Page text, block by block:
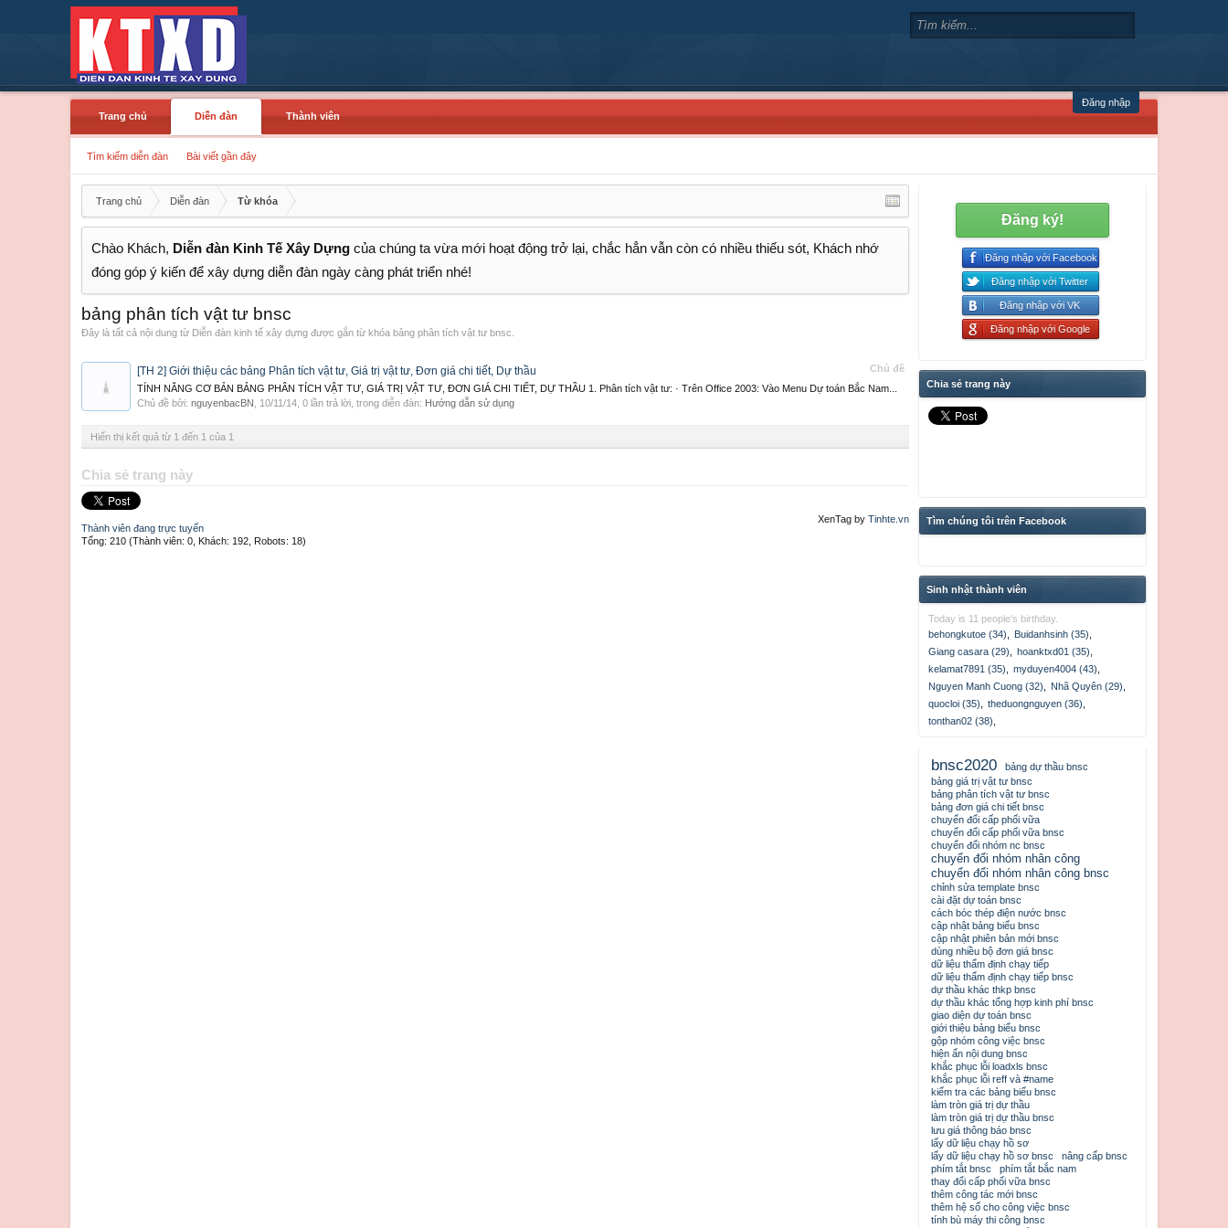
Đăng nhập
Trang chủ
Diễn đàn
Tìm kiếm diễn đàn Bài viết gần đây
Thành viên
Trang chủ Diễn đàn Từ khóa
Chào Khách, Diễn đàn Kinh Tế Xây Dựng của chúng ta vừa mới hoạt động trở lại, chắc hẳn vẫn còn có nhiều thiếu sót, Khách nhớ
đóng góp ý kiến để xây dựng diễn đàn ngày càng phát triển nhé!
bảng phân tích vật tư bnsc
Đây là tất cả nội dung từ Diễn đàn kinh tế xây dựng được gắn từ khóa bảng phân tích vật tư bnsc.
Chủ đề
[TH 2] Giới thiệu các bảng Phân tích vật tư, Giá trị vật tư, Đơn giá chi tiết, Dự thầu
TÍNH NĂNG CƠ BẢN BẢNG PHÂN TÍCH VẬT TƯ, GIÁ TRỊ VẬT TƯ, ĐƠN GIÁ CHI TIẾT, DỰ THẦU 1. Phân tích vật tư: · Trên Office 2003: Vào Menu Dự toán Bắc Nam...
Chủ đề bởi: nguyenbacBN 10/11/14 , 0 lần trả lời, trong diễn đàn: Hướng dẫn sử dụng
Hiển thị kết quả từ 1 đến 1 của 1
Chia sẻ trang này
XenTag by Tinhte.vn
Thành viên đang trực tuyến
Tổng: 210 (Thành viên: 0, Khách: 192, Robots: 18)
Đăng ký!
Đăng nhập với Facebook
Đăng nhập với Twitter
Đăng nhập với VK
Đăng nhập với Google
Chia sẻ trang này
Tìm chúng tôi trên Facebook
Sinh nhật thành viên
Today is 11 people's birthday.
behongkutoe (34)
Buidanhsinh (35)
Giang casara (29)
hoanktxd01 (35)
kelamat7891 (35)
myduyen4004 (43)
Nguyen Manh Cuong (32)
Nhã Quyên (29)
quocloi (35)
theduongnguyen (36)
tonthan02 (38)
bnsc2020
bảng dự thầu bnsc
bảng giá trị vật tư bnsc
bảng phân tích vật tư bnsc
bảng đơn giá chi tiết bnsc
chuyển đổi cấp phối vữa
chuyển đổi cấp phối vữa bnsc
chuyển đổi nhóm nc bnsc
chuyển đổi nhóm nhân công
chuyển đổi nhóm nhân công bnsc
chỉnh sửa template bnsc
cài đặt dự toán bnsc
cách bóc thép điện nước bnsc
cập nhật bảng biểu bnsc
cập nhật phiên bản mới bnsc
dùng nhiều bộ đơn giá bnsc
dữ liệu thẩm định chạy tiếp
dữ liệu thẩm định chạy tiếp bnsc
dự thầu khác thkp bnsc
dự thầu khác tổng hợp kinh phí bnsc
giao diện dự toán bnsc
giới thiệu bảng biểu bnsc
gộp nhóm công việc bnsc
hiện ẩn nội dung bnsc
khắc phục lỗi loadxls bnsc
khắc phục lỗi reff và #name
kiểm tra các bảng biểu bnsc
làm tròn giá trị dự thầu
làm tròn giá trị dự thầu bnsc
lưu giá thông báo bnsc
lấy dữ liệu chạy hồ sơ
lấy dữ liệu chạy hồ sơ bnsc
nâng cấp bnsc
phím tắt bnsc
phím tắt bắc nam
thay đổi cấp phối vữa bnsc
thêm công tác mới bnsc
thêm hệ số cho công việc bnsc
tính bù máy thi công bnsc